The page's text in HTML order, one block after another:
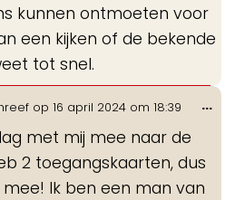
kunnen ontmoeten voor
een kijken of de bekende
tot snel.
op 16 april 2024 om 18:39
met mij mee naar de
2 toegangskaarten, dus
Ik ben een man van
...